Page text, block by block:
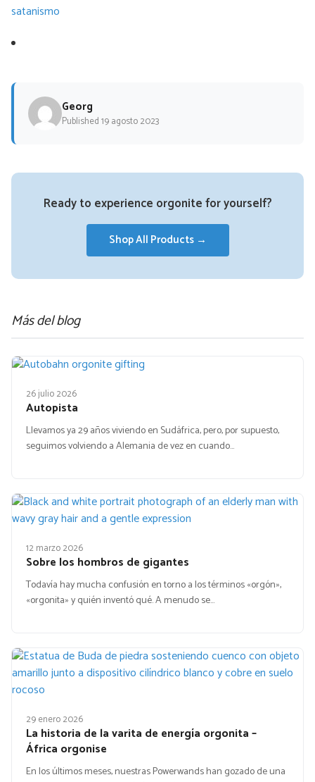
satanismo
Georg
Published 19 agosto 2023
Ready to experience orgonite for yourself?
Shop All Products →
Más del blog
26 julio 2026
Autopista
Llevamos ya 29 años viviendo en Sudáfrica, pero, por supuesto,
seguimos volviendo a Alemania de vez en cuando…
12 marzo 2026
Sobre los hombros de gigantes
Todavía hay mucha confusión en torno a los términos «orgón»,
«orgonita» y quién inventó qué. A menudo se…
29 enero 2026
La historia de la varita de energía orgonita –
África orgonise
En los últimos meses, nuestras Powerwands han gozado de una